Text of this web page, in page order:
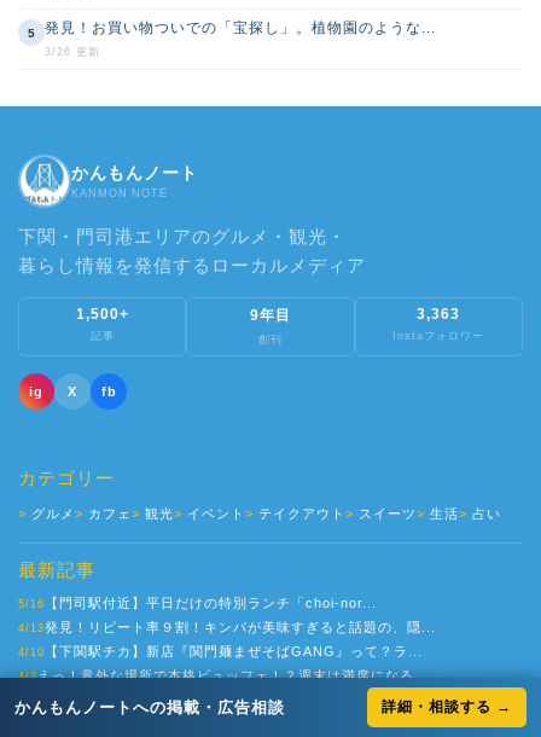
かんもんノートへの掲載・広告相談 詳細・相談する →
5 発見！お買い物ついでの「宝探し」。植物園のような...
3/26 更新
かんもんノート
KANMON NOTE
下関・門司港エリアのグルメ・観光・
暮らし情報を発信するローカルメディア
1,500+
記事
9年目
創刊
3,363
Instaフォロワー
ig X fb
カテゴリー
グルメ カフェ 観光 イベント テイクアウト スイーツ 生活 占い
最新記事
5/16 【門司駅付近】平日だけの特別ランチ「choi-nor...
4/13発見！リピート率９割！キンパが美味すぎると話題の、隠...
4/10 【下関駅チカ】新店『関門麺まぜそばGANG』って？ラ...
4/3えっ！意外な場所で本格ビュッフェ！？週末は満席になる...